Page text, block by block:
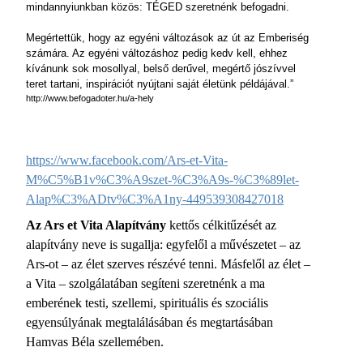
mindannyiunkban közös: TÉGED szeretnénk befogadni.
Megértettük, hogy az egyéni változások az út az Emberiség
számára. Az egyéni változáshoz pedig kedv kell, ehhez
kívánunk sok mosollyal, belső derűvel, megértő jószívvel
teret tartani, inspirációt nyújtani saját életünk példájával.”
http://www.befogadoter.hu/a-hely
https://www.facebook.com/Ars-et-Vita-
M%C5%B1v%C3%A9szet-%C3%A9s-%C3%89let-
Alap%C3%ADtv%C3%A1ny-449539308427018
Az Ars et Vita Alapítvány kettős célkitűzését az
alapítvány neve is sugallja: egyfelől a művészetet – az
Ars-ot – az élet szerves részévé tenni. Másfelől az élet –
a Vita – szolgálatában segíteni szeretnénk a ma
emberének testi, szellemi, spirituális és szociális
egyensúlyának megtalálásában és megtartásában
Hamvas Béla szellemében.